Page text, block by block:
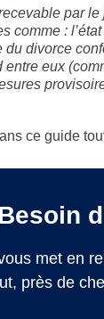
par
comme :
du divorce
entre eux
ce guide
met en
près de